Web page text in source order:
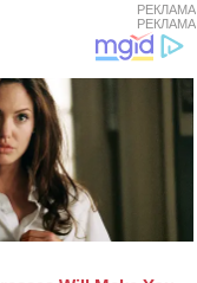
РЕКЛАМА
РЕКЛАМА